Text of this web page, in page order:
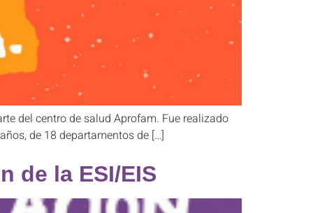
del centro de salud Aprofam. Fue realizado
de 18 departamentos de […]
de la ESI/EIS